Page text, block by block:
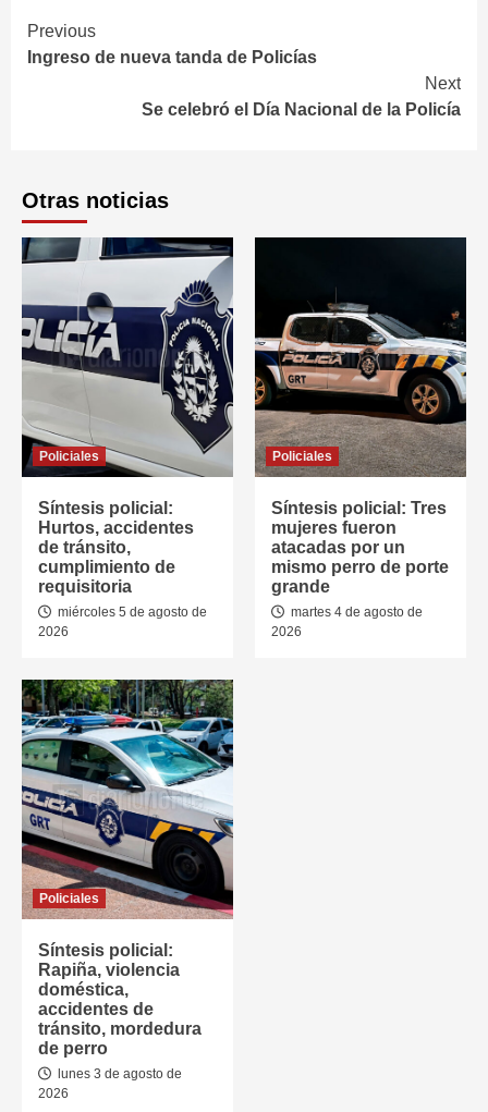
Continue
Reading
Previous
Ingreso de nueva tanda de Policías
Next
Se celebró el Día Nacional de la Policía
Otras noticias
Policiales
Síntesis policial:
Hurtos, accidentes
de tránsito,
cumplimiento de
requisitoria
miércoles 5 de agosto de
2026
Policiales
Síntesis policial: Tres
mujeres fueron
atacadas por un
mismo perro de porte
grande
martes 4 de agosto de
2026
Policiales
Síntesis policial:
Rapiña, violencia
doméstica,
accidentes de
tránsito, mordedura
de perro
lunes 3 de agosto de
2026